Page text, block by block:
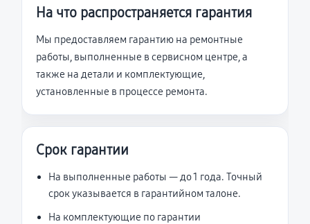
На что распространяется гарантия
Мы предоставляем гарантию на ремонтные
работы, выполненные в сервисном центре, а
также на детали и комплектующие,
установленные в процессе ремонта.
Срок гарантии
На выполненные работы — до 1 года. Точный
срок указывается в гарантийном талоне.
На комплектующие по гарантии